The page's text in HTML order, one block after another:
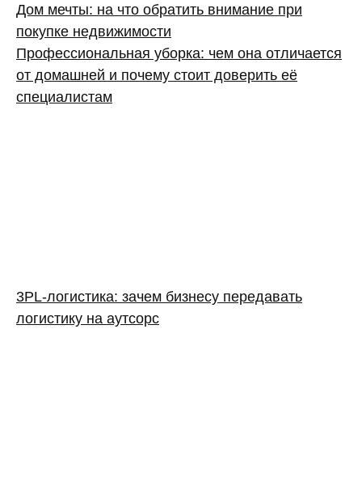
Дом мечты: на что обратить внимание при
покупке недвижимости
Профессиональная уборка: чем она отличается
от домашней и почему стоит доверить её
специалистам
3PL‑логистика: зачем бизнесу передавать
логистику на аутсорс